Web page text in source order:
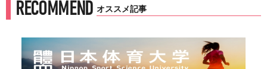
RECOMMEND オススメ記事